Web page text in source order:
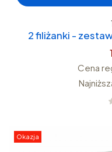
2 filiżanki -
Cena
Okazja